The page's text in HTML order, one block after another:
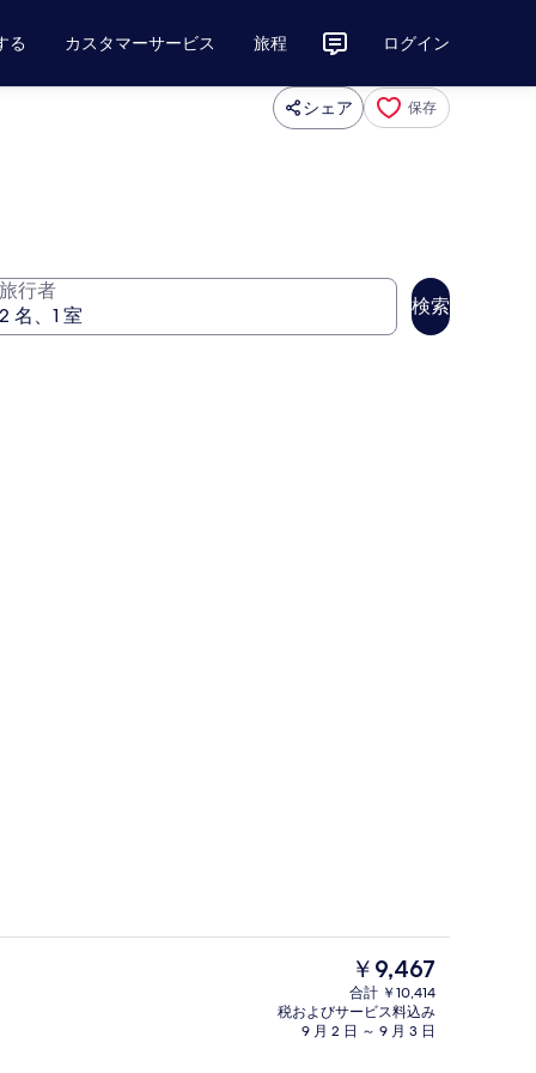
る カスタマーサービス 旅程 ログイン
シェア 保存
旅行者
検索
ート パーシャル オーシャン ビュー | 高級寝具、セーフティボックス (室内
フロント
現
在
の
料
￥9,467
合計 ￥10,414
税およびサービス料込み
9 月 2 日 ～ 9 月 3 日